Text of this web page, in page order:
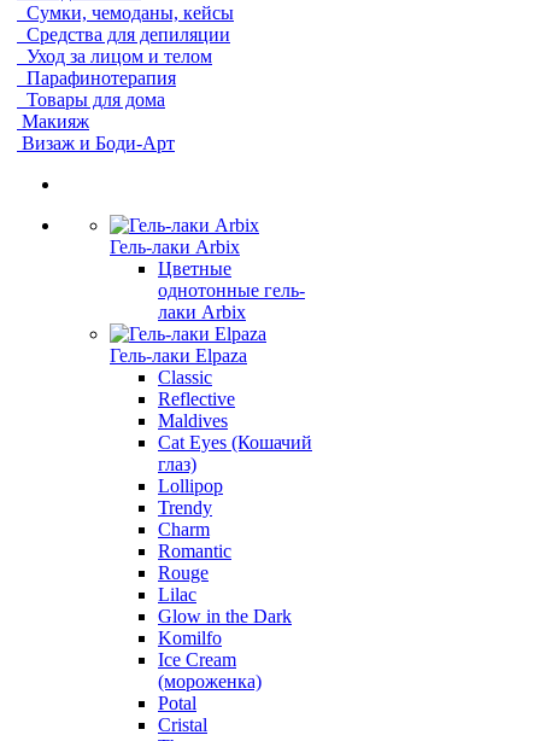
Сумки, чемоданы, кейсы
Средства для депиляции
Уход за лицом и телом
Парафинотерапия
Товары для дома
Макияж
Визаж и Боди-Арт
Гель-лаки Arbix
Цветные
однотонные гель-
лаки Arbix
Гель-лаки Elpaza
Classic
Reflective
Maldives
Cat Eyes (Кошачий
глаз)
Lollipop
Trendy
Charm
Romantic
Rouge
Lilac
Glow in the Dark
Komilfo
Ice Cream
(мороженка)
Potal
Cristal